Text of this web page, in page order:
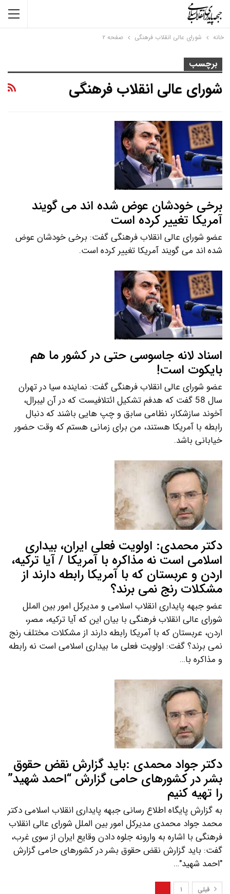
خانه شورای عالی انقلاب فرهنگی صفحه ۲
برچسب
شورای عالی انقلاب فرهنگی
برخی خودشان عوض شده اند می گویند
آمریکا تغییر کرده است
عضو شورای عالی انقلاب فرهنگی گفت: برخی خودشان عوض
شده اند می گویند آمریکا تغییر کرده است.
اسناد لانه جاسوسی حتی در کشور ما هم
بایکوت است!
عضو شورای عالی انقلاب فرهنگی گفت: نماینده سیا در تهران
سال 58 گفت که هدفم تشکیل ائتلافیست که در آن لیبرال،
آخوند سازشکار، نظامی سابق و چپ هایی باشند که دنبال
رابطه با آمریکا هستند، من برای زمانی هستم که وقت حضور
خیابانی باشد.
دکتر محمدی: اولویت فعلی ایران، بیداری
اسلامی است نه مذاکره با آمریکا / آیا ترکیه،
اردن و عربستان که با آمریکا رابطه دارند از
مشکلات رنج نمی برند؟
عضو جبهه پایداری انقلاب اسلامی و مدیرکل امور بین الملل
شورای عالی انقلاب فرهنگی با بیان این که آیا ترکیه، مصر،
اردن، عربستان که با آمریکا رابطه دارند از مشکلات مختلف رنج
نمی برند؟ گفت: اولویت فعلی ما بیداری اسلامی است نه رابطه
و مذاکره با…
دکتر جواد محمدی :باید گزارش نقض حقوق
بشر در کشورهای حامی گزارش “احمد شهید”
را تهیه کنیم
به گزارش پایگاه اطلاع رسانی جبهه پایداری انقلاب اسلامی دکتر
محمد جواد محمدی مدیرکل امور بین الملل شورای عالی انقلاب
فرهنگی با اشاره به وارونه جلوه دادن وقایع ایران از سوی غرب،
گفت: باید گزارش نقض حقوق بشر در کشورهای حامی گزارش
"احمد شهید"…
قبلی ۱